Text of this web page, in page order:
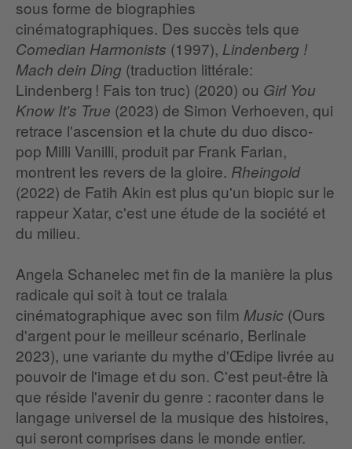
sous forme de biographies
cinématographiques. Des succès tels que
Comedian Harmonists (1997), Lindenberg !
Mach dein Ding (traduction littérale:
Lindenberg ! Fais ton truc) (2020) ou Girl You
Know It's True (2023) de Simon Verhoeven, qui
retrace l'ascension et la chute du duo disco-
pop Milli Vanilli, produit par Frank Farian,
montrent les revers de la gloire. Rheingold
(2022) de Fatih Akin est plus qu'un biopic sur le
rappeur Xatar, c'est une étude de la société et
du milieu.
Angela Schanelec met fin de la manière la plus
radicale qui soit à tout ce tralala
cinématographique avec son film Music (Ours
d'argent pour le meilleur scénario, Berlinale
2023), une variante du mythe d'Œdipe livrée au
pouvoir de l'image et du son. C'est peut-être là
que réside l'avenir du genre : raconter dans le
langage universel de la musique des histoires,
qui seront comprises dans le monde entier.